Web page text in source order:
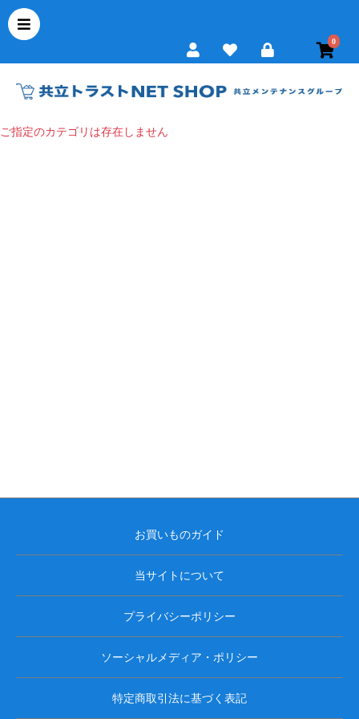
0
ご指定のカテゴリは存在しません
お買いものガイド
当サイトについて
プライバシーポリシー
ソーシャルメディア・ポリシー
特定商取引法に基づく表記